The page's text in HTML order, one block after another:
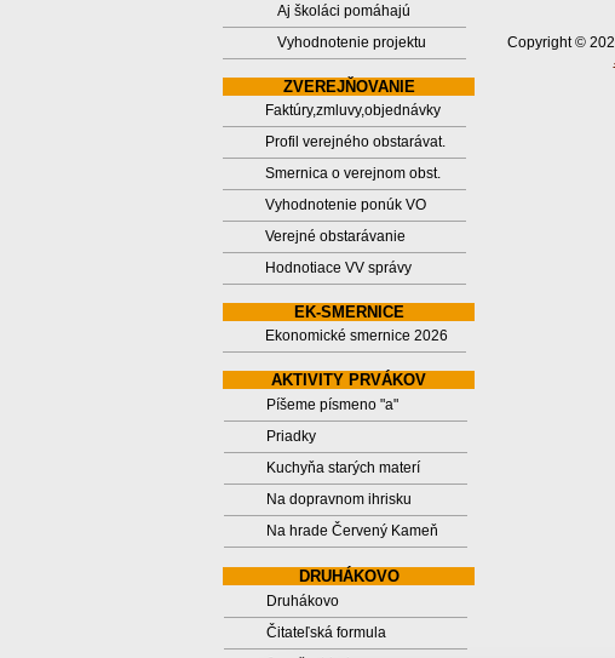
Aj školáci pomáhajú
Vyhodnotenie projektu
ZVEREJŇOVANIE
Faktúry,zmluvy,objednávky
Profil verejného obstarávat.
Smernica o verejnom obst.
Vyhodnotenie ponúk VO
Verejné obstarávanie
Hodnotiace VV správy
EK-SMERNICE
Ekonomické smernice 2026
AKTIVITY PRVÁKOV
Píšeme písmeno "a"
Priadky
Kuchyňa starých materí
Na dopravnom ihrisku
Na hrade Červený Kameň
DRUHÁKOVO
Druhákovo
Čitateľská formula
Copyright ©